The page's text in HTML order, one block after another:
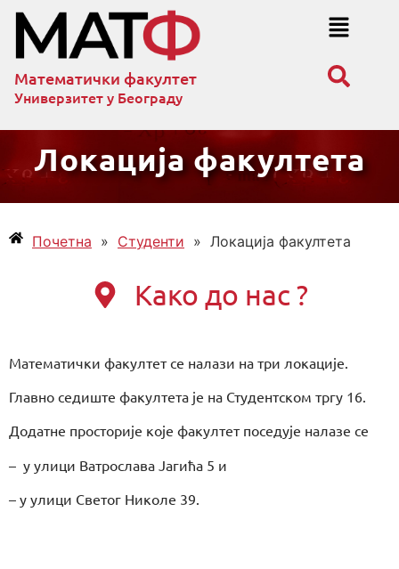
Математички факултет
Универзитет у Београду
Локација факултета
Почетна » Студенти » Локација факултета
Како до нас ?
Математички факултет се налази на три локације.
Главно седиште факултета је на Студентском тргу 16.
Додатне просторије које факултет поседује налазе се
– у улици Ватрослава Јагића 5 и
– у улици Светог Николе 39.